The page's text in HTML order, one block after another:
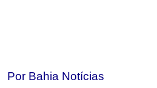
Por Bahia Notícias